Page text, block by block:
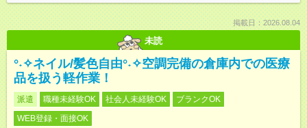
掲載日：2026.08.04
未読
°˖✧ネイル/髪色自由°˖✧空調完備の倉庫内での医療
品を扱う軽作業！
派遣 職種未経験OK 社会人未経験OK
ブランクOK
WEB登録・面接OK